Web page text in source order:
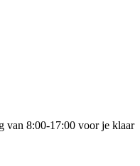
van 8:00-17:00 voor je klaar